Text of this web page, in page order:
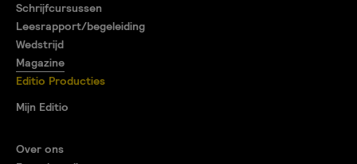
Schrijfcursussen
Leesrapport/begeleiding
Wedstrijd
Magazine
Editio Producties
Mijn Editio
Over ons